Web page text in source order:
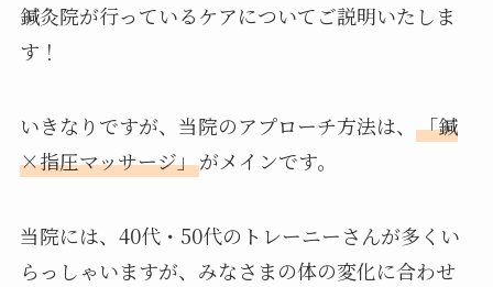
鍼灸院が行っているケアについてご説明いたしま
す！
いきなりですが、当院のアプローチ方法は、 「鍼
×指圧マッサージ」がメインです。
当院には、40代・50代のトレーニーさんが多くい
らっしゃいますが、みなさまの体の変化に合わせ